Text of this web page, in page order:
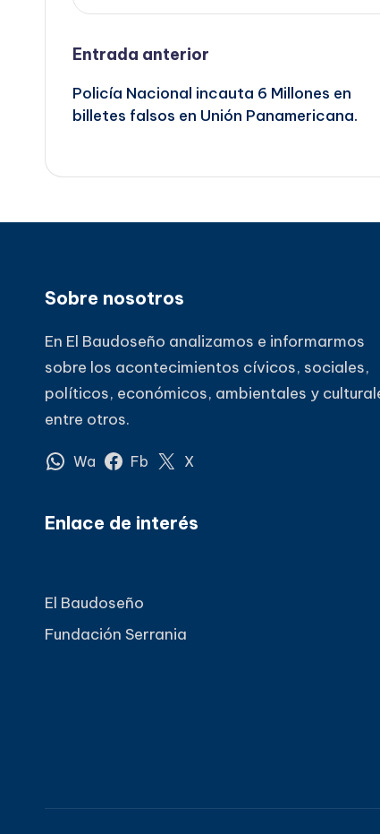
Navegación
de
Entrada anterior
Policía Nacional incauta 6 Millones en
billetes falsos en Unión Panamericana.
Sobre nosotros
En El Baudoseño analizamos e informarmos
sobre los acontecimientos cívicos, sociales,
políticos, económicos, ambientales y
entre otros.
Wa Fb X
Enlace de interés
El Baudoseño
Fundación Serrania